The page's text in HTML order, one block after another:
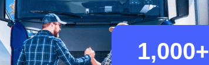
1,000+